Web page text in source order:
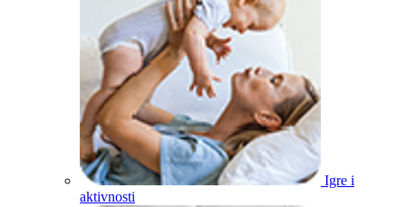
Igre i
aktivnosti